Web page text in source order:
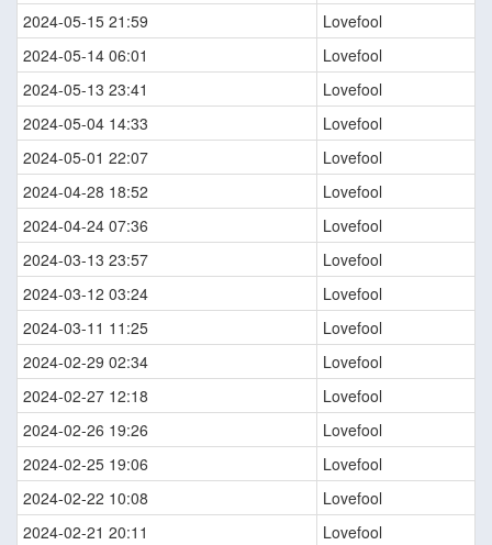
2024-05-15 21:59
Lovefool
2024-05-14 06:01
Lovefool
2024-05-13 23:41
Lovefool
2024-05-04 14:33
Lovefool
2024-05-01 22:07
Lovefool
2024-04-28 18:52
Lovefool
2024-04-24 07:36
Lovefool
2024-03-13 23:57
Lovefool
2024-03-12 03:24
Lovefool
2024-03-11 11:25
Lovefool
2024-02-29 02:34
Lovefool
2024-02-27 12:18
Lovefool
2024-02-26 19:26
Lovefool
2024-02-25 19:06
Lovefool
2024-02-22 10:08
Lovefool
2024-02-21 20:11
Lovefool